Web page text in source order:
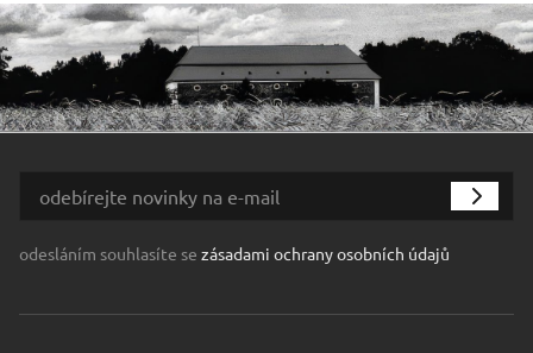
odesláním souhlasíte se zásadami ochrany osobních údajů